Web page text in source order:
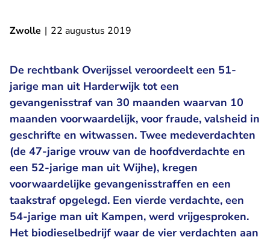
Zwolle | 22 augustus 2019
De rechtbank Overijssel veroordeelt een 51-
jarige man uit Harderwijk tot een
gevangenisstraf van 30 maanden waarvan 10
maanden voorwaardelijk, voor fraude, valsheid in
geschrifte en witwassen. Twee medeverdachten
(de 47-jarige vrouw van de hoofdverdachte en
een 52-jarige man uit Wijhe), kregen
voorwaardelijke gevangenisstraffen en een
taakstraf opgelegd. Een vierde verdachte, een
54-jarige man uit Kampen, werd vrijgesproken.
Het biodieselbedrijf waar de vier verdachten aan